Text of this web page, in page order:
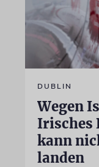
DUBLIN
Wegen
Irisches
kann
landen